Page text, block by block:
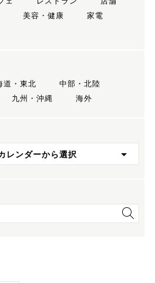
美容・健康
家電
道・東北
中部・北陸
九州・沖縄 海外
レンダーから選択